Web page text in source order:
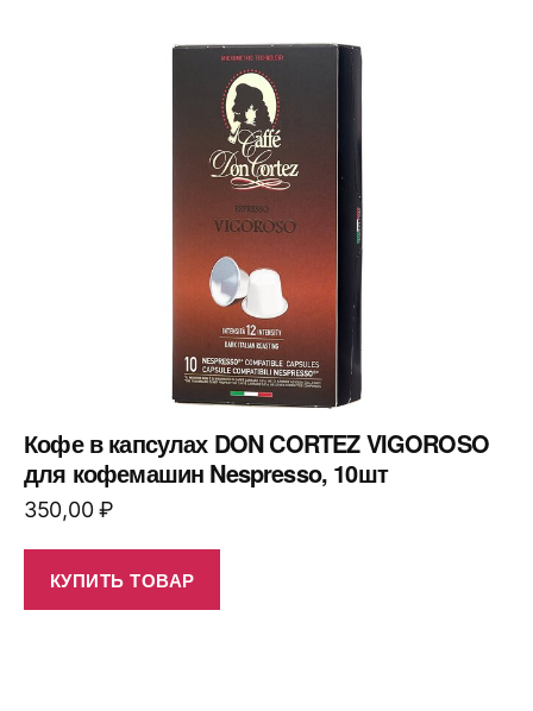
Кофе в капсулах DON CORTEZ VIGOROSO
для кофемашин Nespresso, 10шт
350,00₽
КУПИТЬ ТОВАР